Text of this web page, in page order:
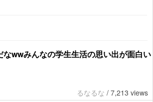
なwwみんなの学生生活の思い出が面白い
るなるな / 7,213 views